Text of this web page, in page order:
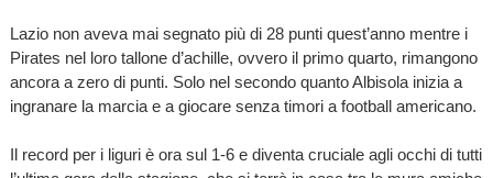
Lazio non aveva mai segnato più di 28 punti quest’anno mentre i
Pirates nel loro tallone d’achille, ovvero il primo quarto, rimangono
ancora a zero di punti. Solo nel secondo quanto Albisola inizia a
ingranare la marcia e a giocare senza timori a football americano.
Il record per i liguri è ora sul 1-6 e diventa cruciale agli occhi di tutti